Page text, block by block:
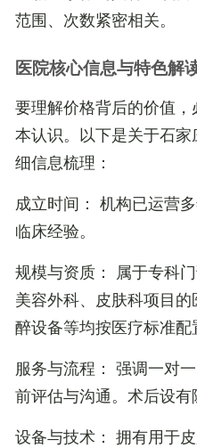
范围、次数紧密相关。
医院核心信息与特色解
要理解价格背后的价值
本认识。以下是关于石
细信息梳理：
成立时间 ： 机构已运营
临床经验。
规模与资质： 属于专科
美容外科、皮肤科项目
醉设备等均按医疗标准配
服务与流程 ： 强调一对
前评估与沟通。术后设有
设备与技术： 拥有用于